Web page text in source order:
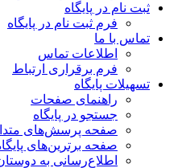
ثبت نام در پایگاه
فرم ثبت نام در پایگاه
تماس با ما
اطلاعات تماس
فرم برقراری ارتباط
تسهیلات پایگاه
راهنمای صفحات
جستجو در پایگاه
صفحه پرسش‌های
صفحه برترین‌های
اطلاع‌رسانی به